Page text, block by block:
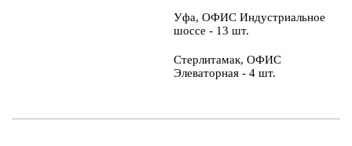
Уфа, ОФИС Индустриальное
шоссе - 13 шт.
Стерлитамак, ОФИС
Элеваторная - 4 шт.